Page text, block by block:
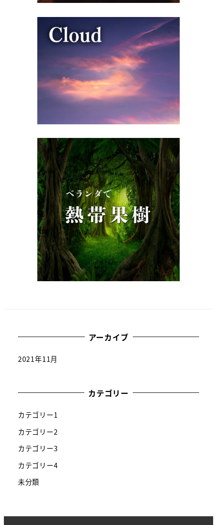
アーカイブ
2021年11月
カテゴリー
カテゴリー1
カテゴリー2
カテゴリー3
カテゴリー4
未分類